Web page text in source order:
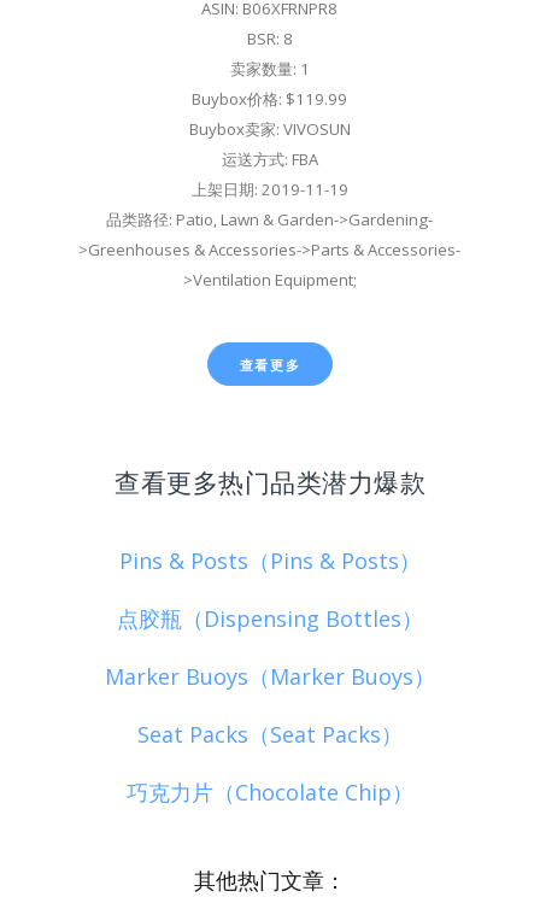
ASIN: B06XFRNPR8
BSR: 8
卖家数量: 1
Buybox价格: $119.99
Buybox卖家: VIVOSUN
运送方式: FBA
上架日期: 2019-11-19
品类路径: Patio, Lawn & Garden->Gardening-
>Greenhouses & Accessories->Parts & Accessories-
>Ventilation Equipment;
查看更多
查看更多热门品类潜力爆款
Pins & Posts（Pins & Posts）
点胶瓶（Dispensing Bottles）
Marker Buoys（Marker Buoys）
Seat Packs（Seat Packs）
巧克力片（Chocolate Chip）
其他热门文章：